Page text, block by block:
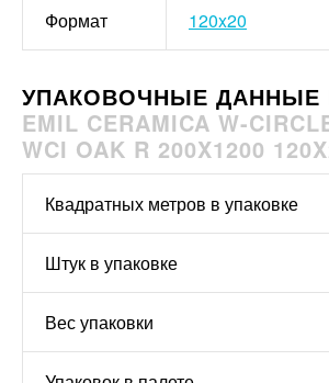
Формат 120x20
УПАКОВОЧНЫЕ ДАННЫЕ
EMIL CERAMICA W-
WCI OAK R 200X1200
Квадратных метров в упаковке
Штук в упаковке
Вес упаковки